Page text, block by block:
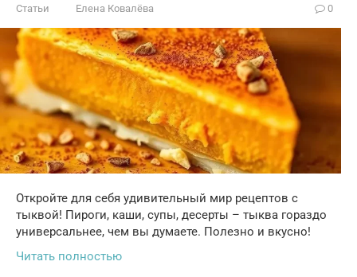
Статьи Елена Ковалёва 0
Откройте для себя удивительный мир рецептов с
тыквой! Пироги, каши, супы, десерты – тыква гораздо
универсальнее, чем вы думаете. Полезно и вкусно!
Читать полностью